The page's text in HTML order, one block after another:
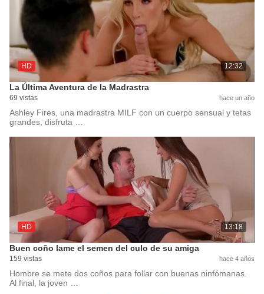
HD 12:32
La Última Aventura de la Madrastra
69 vistas hace un año
Ashley Fires, una madrastra MILF con un cuerpo sensual y tetas
grandes, disfruta …
HD 13:18
Buen coño lame el semen del culo de su amiga
159 vistas hace 4 años
Hombre se mete dos coños para follar con buenas ninfómanas.
Al final, la joven …